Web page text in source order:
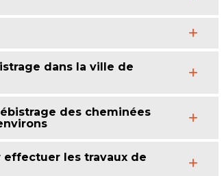
dans la ville de
des cheminées
effectuer les travaux de